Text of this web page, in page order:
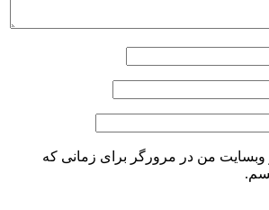
وبسایت من در مرورگر برای زمانی که